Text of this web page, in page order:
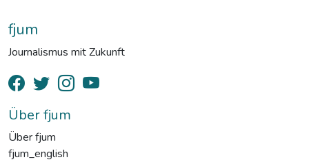
fjum
Journalismus mit Zukunft
Über fjum
Über fjum
fjum_english